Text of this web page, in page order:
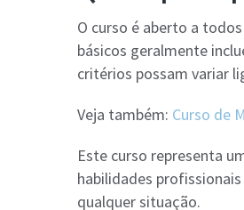
O curso é aberto a
básicos geralmente
critérios possam variar
Veja também: Curso de
Este curso representa
habilidades
qualquer situação.